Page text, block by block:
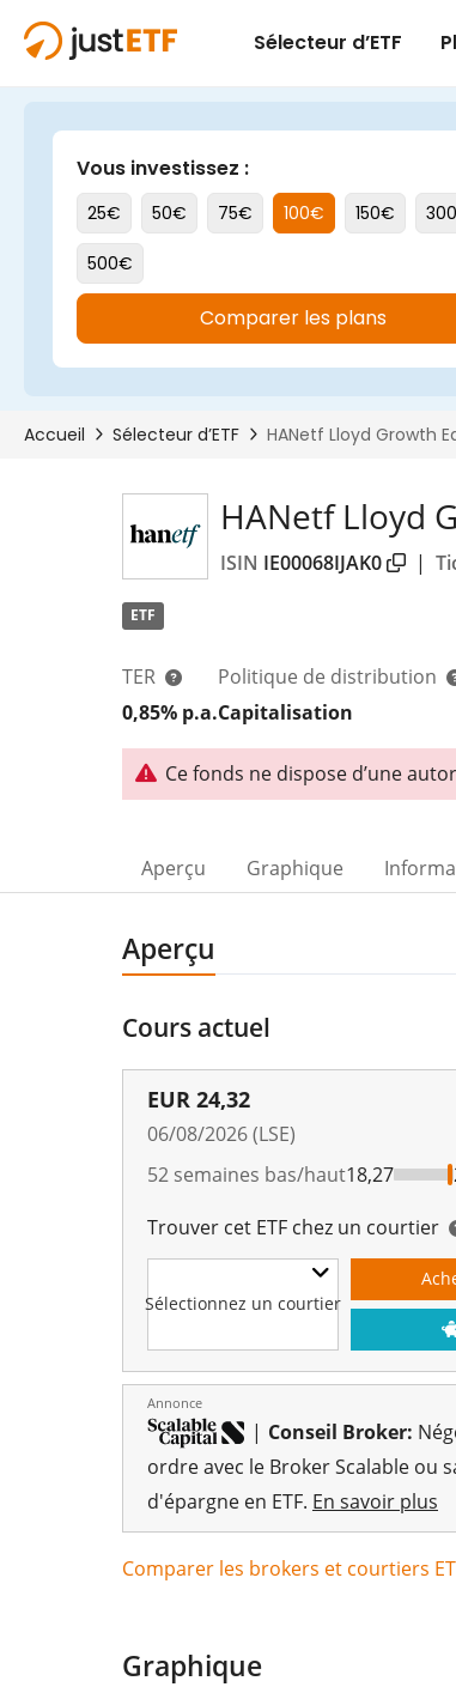
HANetf Lloyd
ISIN IE00068IJAK0 |
ETF
TER
0,85% p.a.
Politique de distribution
Capitalisation
Ce fonds ne dispose d’une
Aperçu Graphique
Aperçu
Cours actuel
EUR 24,32
06/08/2026 (LSE)
52 semaines bas/haut18,27
Trouver cet ETF chez un courtier
Sélectionnez un courtier
Annonce
| Conseil Broker:
ordre avec le Broker Scalable ou
d'épargne en ETF. En savoir plus
Comparer les brokers et courtiers
Graphique